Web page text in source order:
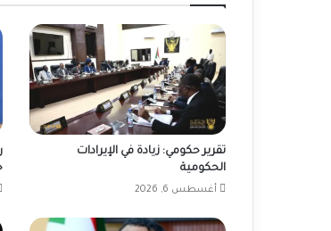
تقرير حكومي: زيادة في الإيرادات
الحكومية
أغسطس 6, 2026